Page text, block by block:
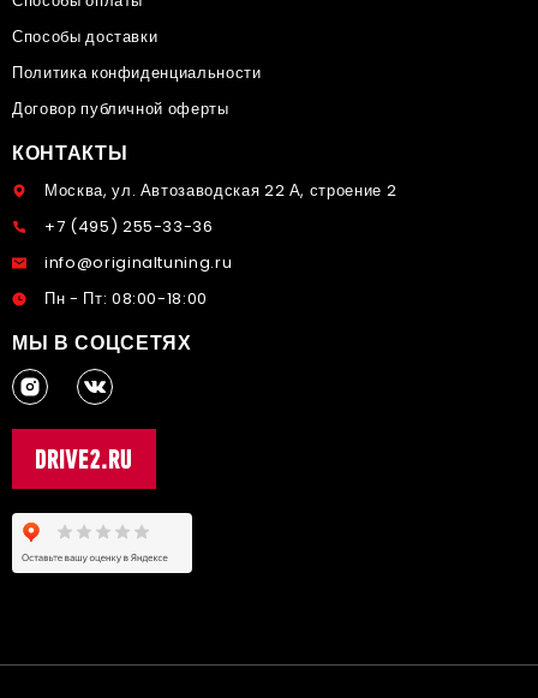
Способы доставки
Политика конфиденциальности
Договор публичной оферты
КОНТАКТЫ
Москва, ул. Автозаводская 22 А, строение 2
+7 (495) 255-33-36
info@originaltuning.ru
Пн - Пт: 08:00-18:00
МЫ В СОЦСЕТЯХ